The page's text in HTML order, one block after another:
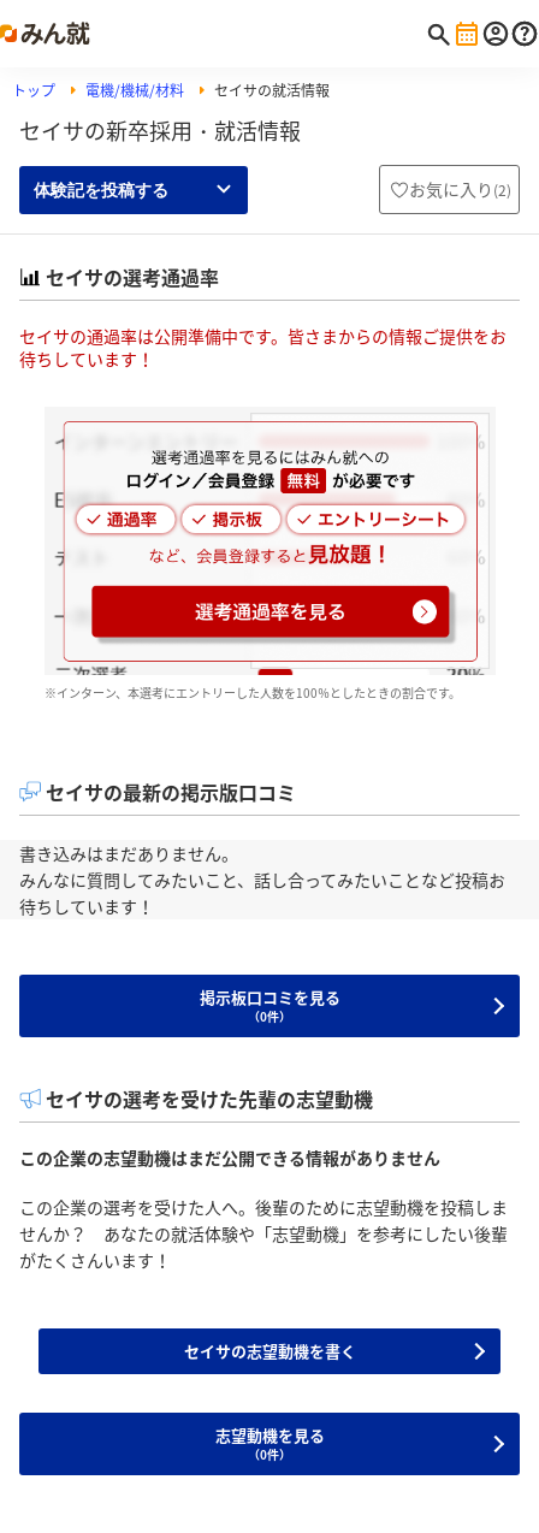
トップ 電機/機械/材料 セイサの就活情報
セイサの新卒採用・就活情報
体験記を投稿する お気に入り (2)
セイサの選考通過率
セイサの通過率は公開準備中です。皆さまからの情報ご提供をお
待ちしています！
※インターン、本選考にエントリーした人数を100％としたときの割合です。
セイサの最新の掲示版口コミ
書き込みはまだありません。
みんなに質問してみたいこと、話し合ってみたいことなど投稿お
待ちしています！
掲示板口コミを見る
（0件）
セイサの選考を受けた先輩の志望動機
この企業の志望動機はまだ公開できる情報がありません
この企業の選考を受けた人へ。後輩のために志望動機を投稿しま
せんか？ あなたの就活体験や「志望動機」を参考にしたい後輩
がたくさんいます！
セイサの志望動機を書く
志望動機を見る
（0件）